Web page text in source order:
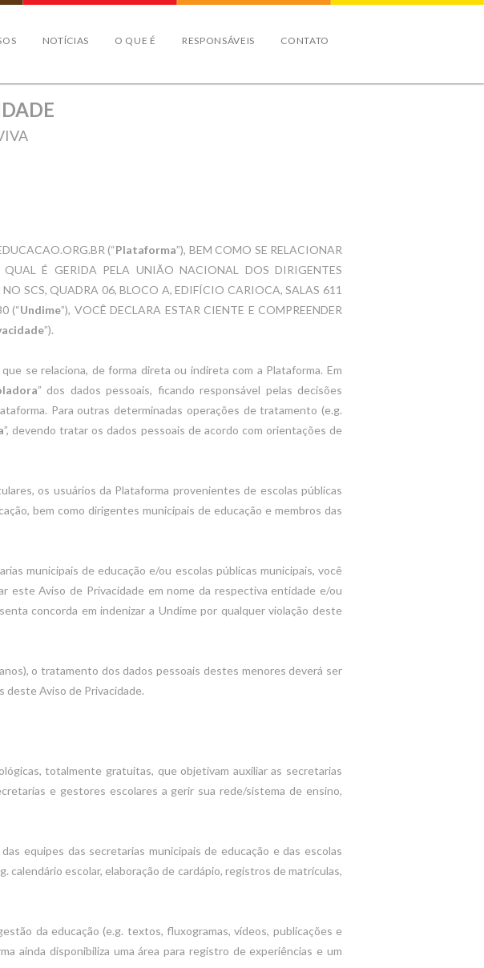
NOTÍCIAS O QUE É RESPONSÁVEIS CONTATO
(“Plataforma”), BEM COMO SE RELACIONAR
É GERIDA PELA UNIÃO NACIONAL DOS DIRIGENTES
SCS, QUADRA 06, BLOCO A, EDIFÍCIO CARIOCA, SALAS 611
(“Undime”), VOCÊ DECLARA ESTAR CIENTE E COMPREENDER
”).
se relaciona, de forma direta ou indireta com a Plataforma. Em
” dos dados pessoais, ficando responsável pelas decisões
Para outras determinadas operações de tratamento (e.g.
”, devendo tratar os dados pessoais de acordo com orientações de
os usuários da Plataforma provenientes de escolas públicas
bem como dirigentes municipais de educação e membros das
municipais de educação e/ou escolas públicas municipais, você
Aviso de Privacidade em nome da respectiva entidade e/ou
concorda em indenizar a Undime por qualquer violação deste
o tratamento dos dados pessoais destes menores deverá ser
deste Aviso de Privacidade.
totalmente gratuitas, que objetivam auxiliar as secretarias
e gestores escolares a gerir sua rede/sistema de ensino,
equipes das secretarias municipais de educação e das escolas
calendário escolar, elaboração de cardápio, registros de matrículas,
da educação (e.g. textos, fluxogramas, vídeos, publicações e
ainda disponibiliza uma área para registro de experiências e um